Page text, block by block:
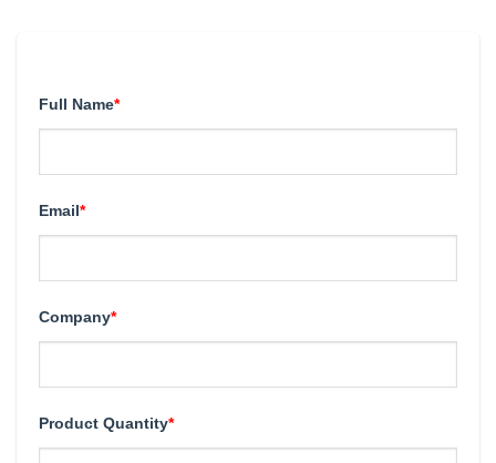
Full Name*
Email*
Company*
Product Quantity*